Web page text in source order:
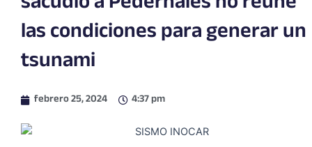
las condiciones para generar un
tsunami
febrero 25, 2024 4:37 pm